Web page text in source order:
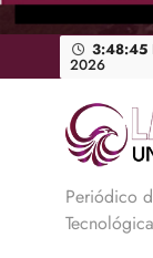
3:48:46
2026
La
Periódico